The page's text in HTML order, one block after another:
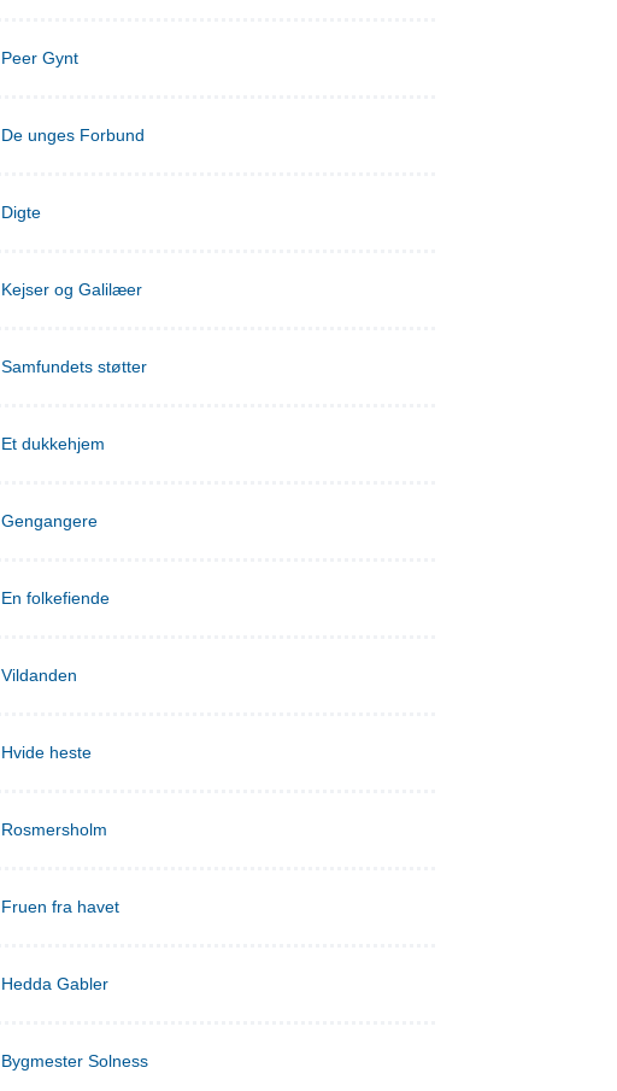
Peer Gynt
De unges Forbund
Digte
Kejser og Galilæer
Samfundets støtter
Et dukkehjem
Gengangere
En folkefiende
Vildanden
Hvide heste
Rosmersholm
Fruen fra havet
Hedda Gabler
Bygmester Solness